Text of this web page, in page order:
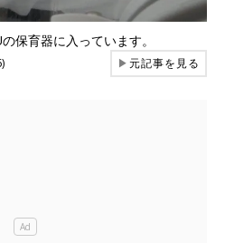
保育器に入っています。
▶元記事を見る